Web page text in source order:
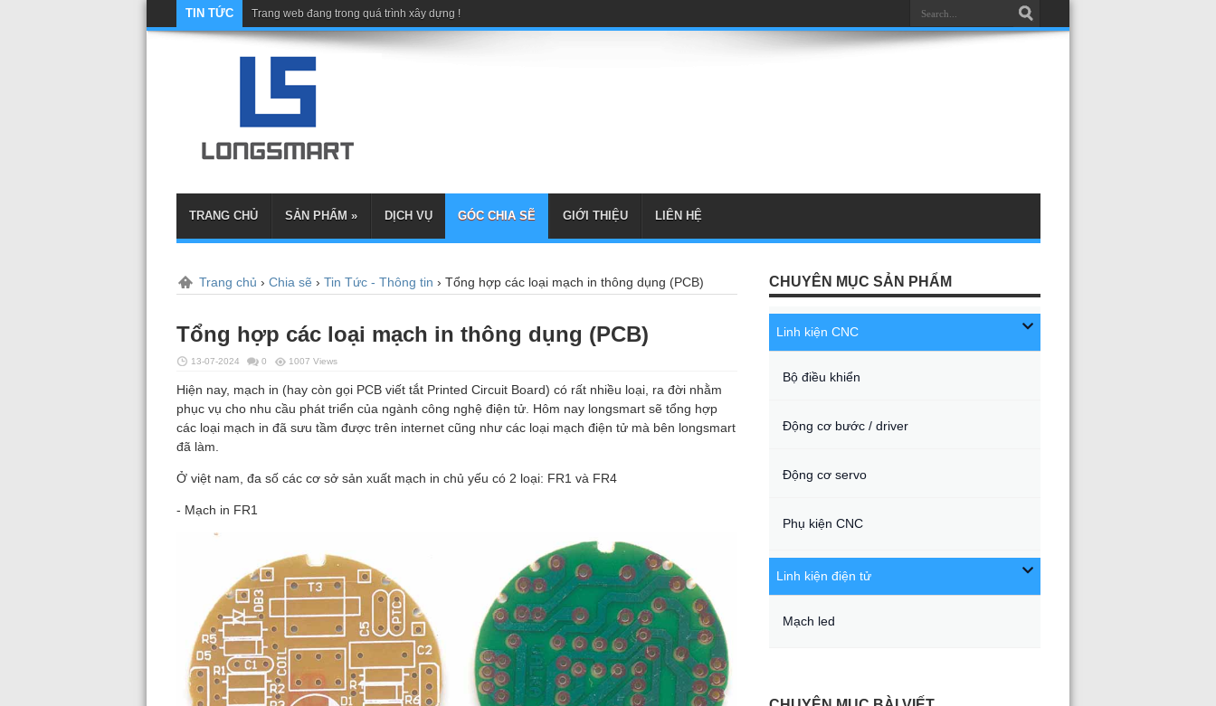
TIN TỨC Trang web đang trong quá trình xây dựng !
TRANG CHỦ SẢN PHẨM » DỊCH VỤ GÓC CHIA SẼ GIỚI THIỆU LIÊN HỆ
Trang chủ › Chia sẽ › Tin Tức - Thông tin › Tổng hợp các loại mạch in thông dụng (PCB)
Tổng hợp các loại mạch in thông dụng (PCB)
13-07-2024 0 1007 Views
Hiện nay, mạch in (hay còn gọi PCB viết tắt Printed Circuit Board) có rất nhiều loại, ra đời nhằm
phục vụ cho nhu cầu phát triển của ngành công nghệ điện tử. Hôm nay longsmart sẽ tổng hợp
các loại mạch in đã sưu tầm được trên internet cũng như các loại mạch điện tử mà bên longsmart
đã làm.
Ở việt nam, đa số các cơ sở sản xuất mạch in chủ yếu có 2 loại: FR1 và FR4
- Mạch in FR1
CHUYÊN MỤC SẢN PHẨM
Linh kiện CNC
Bộ điều khiển
Động cơ bước / driver
Động cơ servo
Phụ kiện CNC
Linh kiện điện tử
Mạch led